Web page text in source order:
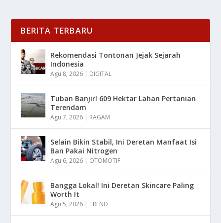
BERITA TERBARU
Rekomendasi Tontonan Jejak Sejarah
Indonesia
Agu 8, 2026 | DIGITAL
Tuban Banjir! 609 Hektar Lahan Pertanian
Terendam
Agu 7, 2026 | RAGAM
Selain Bikin Stabil, Ini Deretan Manfaat Isi
Ban Pakai Nitrogen
Agu 6, 2026 | OTOMOTIF
Bangga Lokal! Ini Deretan Skincare Paling
Worth It
Agu 5, 2026 |TREND